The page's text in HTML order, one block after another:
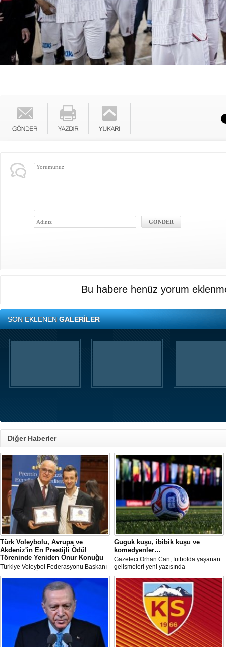
Bu habere henüz yorum
SON EKLENENGALERİLER
Diğer Haberler
Türk Voleybolu, Avrupa ve
Akdeniz'in En Prestijli Ödül
Töreninde Yeniden Onur Konuğu
Türkiye Voleybol Federasyonu Başkanı
Mehmet Akif Üstündağ ile A Milli Kadın
Voleybol Takımı Başantrenörü Daniele
Santarelli, İtalya'nın başkenti Roma'da
düzenlenecek Euro-Mediterranean
Excellence Award 2026 (Akdeniz
Mükemmeliyet Ödülü) törenine 2. kez
resmi olarak davet edildi.
Guguk kuşu, ibibik kuşu ve
komedyenler…
Gazeteci Orhan Can; futbolda yaşanan
gelişmeleri yeni yazısında
değerlendirdi.